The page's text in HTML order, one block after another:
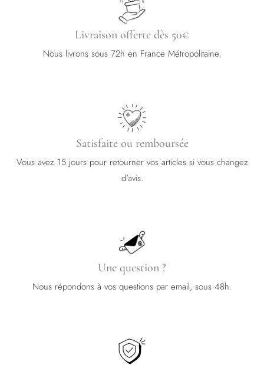
Livraison offerte dès 50€
Nous livrons sous 72h en France Métropolitaine.
Satisfaite ou remboursée
Vous avez 15 jours pour retourner vos articles si vous changez
d'avis.
Une question ?
Nous répondons à vos questions par email, sous 48h.